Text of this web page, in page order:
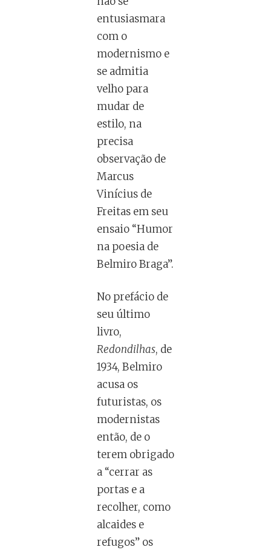
entusiasmara
com o
modernismo e
se admitia
velho para
mudar de
estilo, na
precisa
observação de
Marcus
Vinícius de
Freitas em seu
ensaio “Humor
na poesia de
Belmiro Braga”.
No prefácio de
seu último
livro,
Redondilhas, de
1934, Belmiro
acusa os
futuristas, os
modernistas
então, de o
terem obrigado
a “cerrar as
portas e a
recolher, como
alcaides e
refugos” os